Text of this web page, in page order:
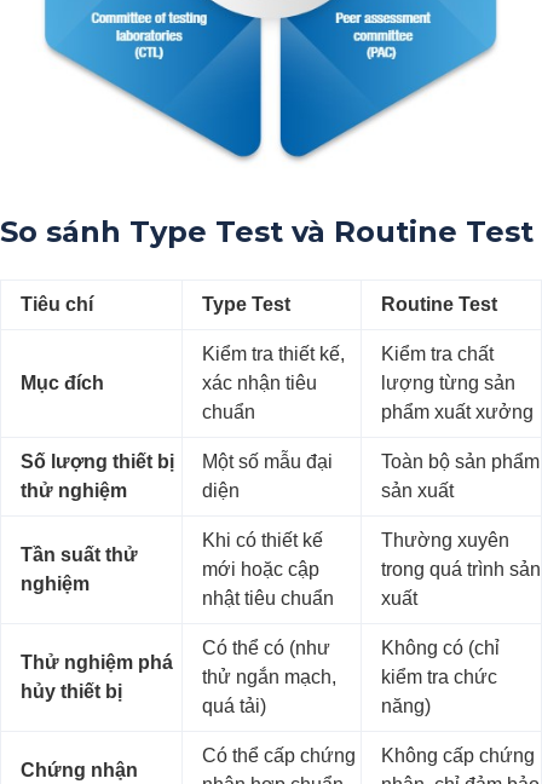
So sánh Type Test và Routine Test
Tiêu chí Type Test Routine Test
Mục đích
Kiểm tra thiết kế,
xác nhận tiêu
chuẩn
Kiểm tra chất
lượng từng sản
phẩm xuất xưởng
Số lượng thiết bị
thử nghiệm
Một số mẫu đại
diện
Toàn bộ sản phẩm
sản xuất
Tần suất thử
nghiệm
Khi có thiết kế
mới hoặc cập
nhật tiêu chuẩn
Thường xuyên
trong quá trình sản
xuất
Thử nghiệm phá
hủy thiết bị
Có thể có (như
thử ngắn mạch,
quá tải)
Không có (chỉ
kiểm tra chức
năng)
Chứng nhận
Có thể cấp chứng
Không cấp chứng